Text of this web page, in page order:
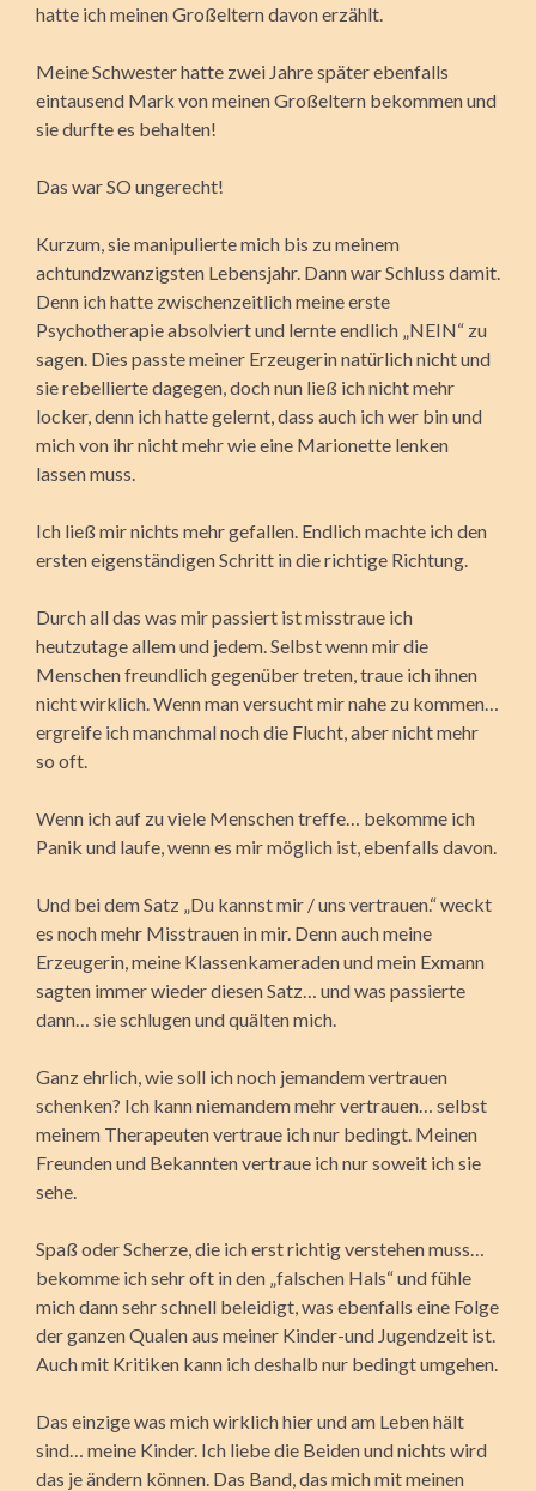
hatte ich meinen Großeltern davon erzählt.
Meine Schwester hatte zwei Jahre später ebenfalls
eintausend Mark von meinen Großeltern bekommen und
sie durfte es behalten!
Das war SO ungerecht!
Kurzum, sie manipulierte mich bis zu meinem
achtundzwanzigsten Lebensjahr. Dann war Schluss damit.
Denn ich hatte zwischenzeitlich meine erste
Psychotherapie absolviert und lernte endlich „NEIN“ zu
sagen. Dies passte meiner Erzeugerin natürlich nicht und
sie rebellierte dagegen, doch nun ließ ich nicht mehr
locker, denn ich hatte gelernt, dass auch ich wer bin und
mich von ihr nicht mehr wie eine Marionette lenken
lassen muss.
Ich ließ mir nichts mehr gefallen. Endlich machte ich den
ersten eigenständigen Schritt in die richtige Richtung.
Durch all das was mir passiert ist misstraue ich
heutzutage allem und jedem. Selbst wenn mir die
Menschen freundlich gegenüber treten, traue ich ihnen
nicht wirklich. Wenn man versucht mir nahe zu kommen…
ergreife ich manchmal noch die Flucht, aber nicht mehr
so oft.
Wenn ich auf zu viele Menschen treffe… bekomme ich
Panik und laufe, wenn es mir möglich ist, ebenfalls davon.
Und bei dem Satz „Du kannst mir / uns vertrauen.“ weckt
es noch mehr Misstrauen in mir. Denn auch meine
Erzeugerin, meine Klassenkameraden und mein Exmann
sagten immer wieder diesen Satz… und was passierte
dann… sie schlugen und quälten mich.
Ganz ehrlich, wie soll ich noch jemandem vertrauen
schenken? Ich kann niemandem mehr vertrauen… selbst
meinem Therapeuten vertraue ich nur bedingt. Meinen
Freunden und Bekannten vertraue ich nur soweit ich sie
sehe.
Spaß oder Scherze, die ich erst richtig verstehen muss…
bekomme ich sehr oft in den „falschen Hals“ und fühle
mich dann sehr schnell beleidigt, was ebenfalls eine Folge
der ganzen Qualen aus meiner Kinder-und Jugendzeit ist.
Auch mit Kritiken kann ich deshalb nur bedingt umgehen.
Das einzige was mich wirklich hier und am Leben hält
sind… meine Kinder. Ich liebe die Beiden und nichts wird
das je ändern können. Das Band, das mich mit meinen